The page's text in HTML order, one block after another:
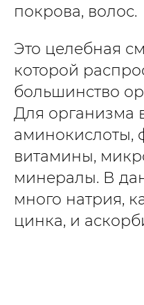
покрова, волос.
Это целебная
которой
большинство
Для организма
аминокислоты,
витамины,
минералы. В
много натрия,
цинка, и